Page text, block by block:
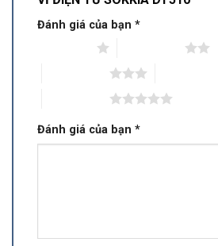
Đánh giá của bạn *
Đánh giá của bạn *